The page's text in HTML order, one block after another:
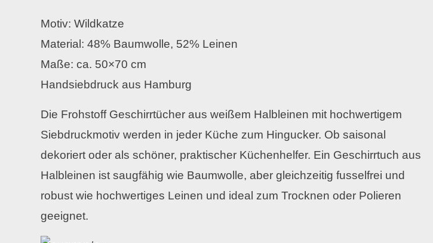
Motiv: Wildkatze
Material: 48% Baumwolle, 52% Leinen
Maße: ca. 50×70 cm
Handsiebdruck aus Hamburg
Die Frohstoff Geschirrtücher aus weißem Halbleinen mit hochwertigem
Siebdruckmotiv werden in jeder Küche zum Hingucker. Ob saisonal
dekoriert oder als schöner, praktischer Küchenhelfer. Ein Geschirrtuch aus
Halbleinen ist saugfähig wie Baumwolle, aber gleichzeitig fusselfrei und
robust wie hochwertiges Leinen und ideal zum Trocknen oder Polieren
geeignet.